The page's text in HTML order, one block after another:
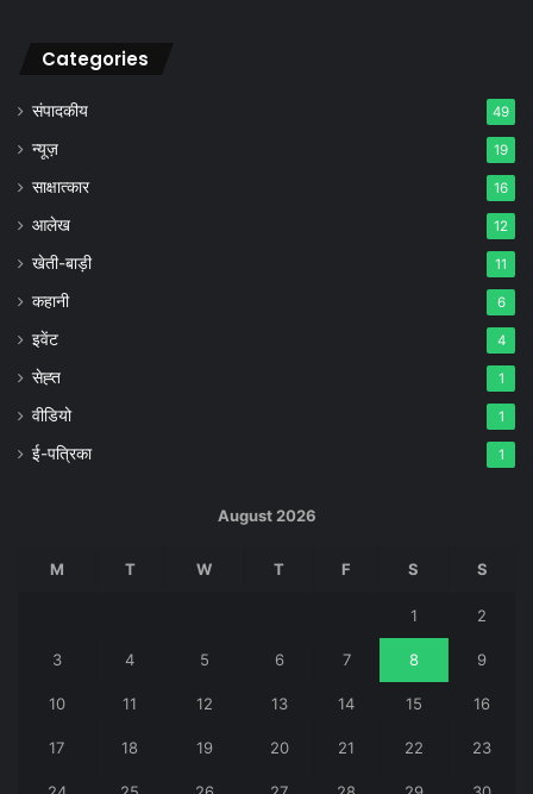
Categories
संपादकीय 49
न्यूज़ 19
साक्षात्कार 16
आलेख 12
खेती-बाड़ी 11
कहानी 6
इवेंट 4
सेह्त 1
वीडियो 1
ई-पत्रिका 1
August 2026
M T W T F S S
1 2
3 4 5 6 7 8 9
10 11 12 13 14 15 16
17 18 19 20 21 22 23